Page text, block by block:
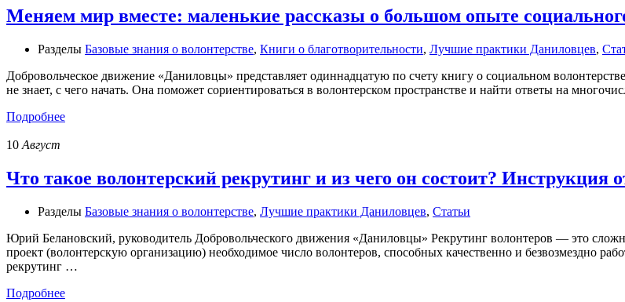
Меняем мир вместе: маленькие рассказы о большом опыте
Разделы Базовые знания о волонтерстве, Книги о благотворительности, Лучшие практики Даниловцев,
Добровольческое движение «Даниловцы» представляет одиннадцатую по счету книгу о социальном
не знает, с чего начать. Она поможет сориентироваться в волонтерском пространстве и найти ответы на
Подробнее
10 Август
Что такое волонтерский рекрутинг и из чего он состоит? Инструкция
Разделы Базовые знания о волонтерстве, Лучшие практики Даниловцев, Статьи
Юрий Белановский, руководитель Добровольческого движения «Даниловцы» Рекрутинг волонтеров — это
проект (волонтерскую организацию) необходимое число волонтеров, способных качественно и безвозмездно
рекрутинг …
Подробнее